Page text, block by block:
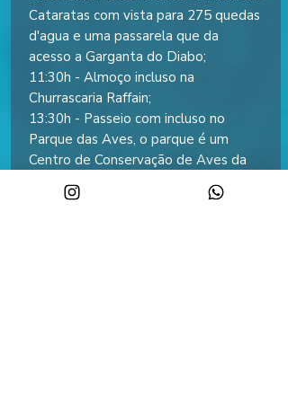
Cataratas com vista para 275 quedas
d'agua e uma passarela que da
acesso a Garganta do Diabo;
11:30h - Almoço incluso na
Churrascaria Raffain;
13:30h - Passeio com incluso no
Parque das Aves, o parque é um
Centro de Conservação de Aves da
Mata Atlântica, em que você pode
ter contato próximo com aves em